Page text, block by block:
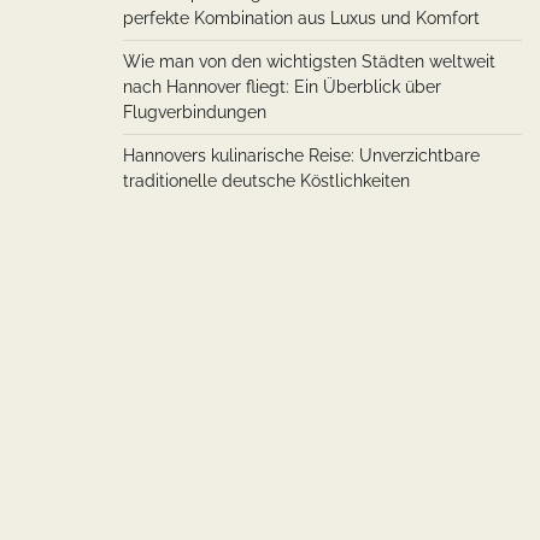
perfekte Kombination aus Luxus und Komfort
Wie man von den wichtigsten Städten weltweit
nach Hannover fliegt: Ein Überblick über
Flugverbindungen
Hannovers kulinarische Reise: Unverzichtbare
traditionelle deutsche Köstlichkeiten